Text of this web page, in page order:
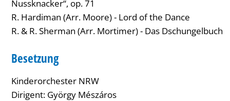
Nussknacker“, op. 71
R. Hardiman (Arr. Moore) - Lord of the Dance
R. & R. Sherman (Arr. Mortimer) - Das Dschungelbuch
Besetzung
Kinderorchester NRW
Dirigent: György Mészáros